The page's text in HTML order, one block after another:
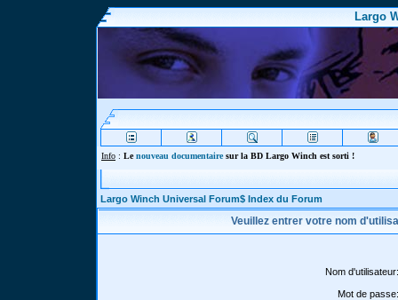
Largo
Info : Lenouveau documentairesur la BD Largo Winch est sorti !
Largo Winch Universal Forum$ Index du Forum
Veuillez entrer votre nom
Nom d'utilisateur:
Mot de passe: